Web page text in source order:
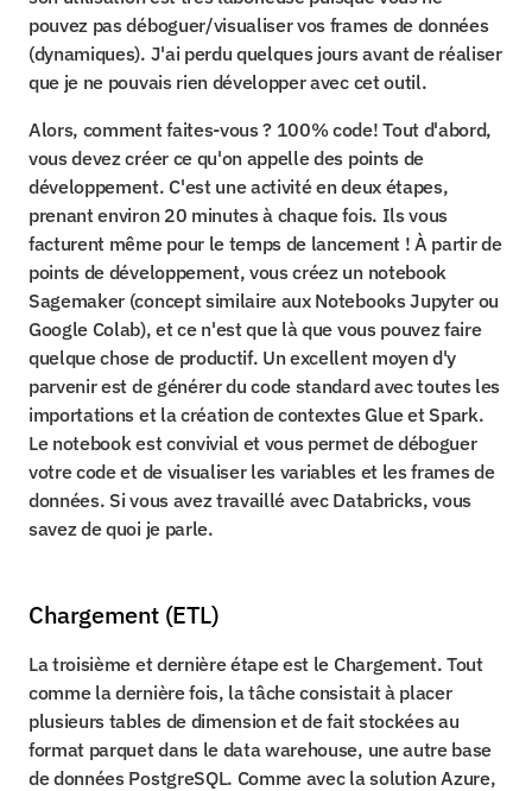
pouvez pas déboguer/visualiser vos frames de données
(dynamiques). J'ai perdu quelques jours avant de réaliser
que je ne pouvais rien développer avec cet outil.
Alors, comment faites-vous ? 100% code! Tout d'abord,
vous devez créer ce qu'on appelle des points de
développement. C'est une activité en deux étapes,
prenant environ 20 minutes à chaque fois. Ils vous
facturent même pour le temps de lancement ! À partir de
points de développement, vous créez un notebook
Sagemaker (concept similaire aux Notebooks Jupyter ou
Google Colab), et ce n'est que là que vous pouvez faire
quelque chose de productif. Un excellent moyen d'y
parvenir est de générer du code standard avec toutes les
importations et la création de contextes Glue et Spark.
Le notebook est convivial et vous permet de déboguer
votre code et de visualiser les variables et les frames de
données. Si vous avez travaillé avec Databricks, vous
savez de quoi je parle.
Chargement (ETL)
La troisième et dernière étape est le Chargement. Tout
comme la dernière fois, la tâche consistait à placer
plusieurs tables de dimension et de fait stockées au
format parquet dans le data warehouse, une autre base
de données PostgreSQL. Comme avec la solution Azure,